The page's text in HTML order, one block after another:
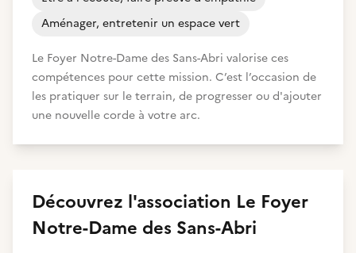
Aménager, entretenir un espace vert
Le Foyer Notre-Dame des Sans-Abri valorise ces
compétences pour cette mission. C’est l’occasion de
les pratiquer sur le terrain, de progresser ou d'ajouter
une nouvelle corde à votre arc.
Découvrez l'association Le Foyer
Notre-Dame des Sans-Abri